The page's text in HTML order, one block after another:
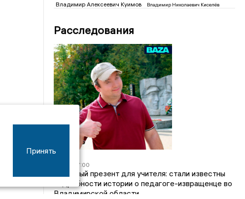
Владимир Алексеевич Куимов Владимир Николаевич Киселёв
Расследования
17:00
Странный презент для учителя: стали известны
подробности истории о педагоге-извращенце во
Владимирской области
Принять